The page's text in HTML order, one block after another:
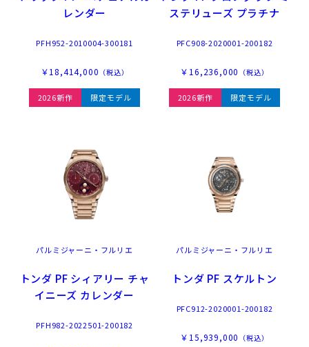
レンダー
PFH952-2010004-300181
￥18,414,000 （税込）
2026新作 限定モデル
ステリューズ プラチナ
PFC908-2020001-200182
￥16,236,000 （税込）
2026新作 限定モデル
パルミジャーニ・フルリエ
トンダ PF シィアリー チャ
イニーズ カレンダー
PFH982-2022501-200182
パルミジャーニ・フルリエ
トンダ PF スケルトン
PFC912-2020001-200182
￥15,939,000 （税込）